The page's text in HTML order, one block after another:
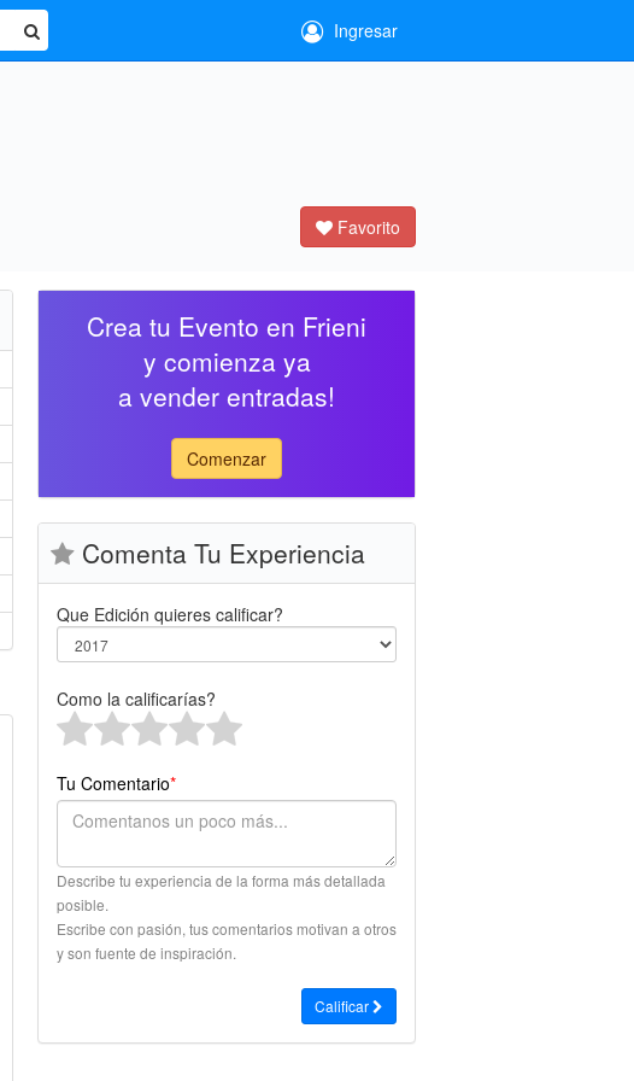
Ingresar
Favorito
Crea tu Evento en Frieni
y comienza ya
a vender entradas!
Comenzar
Comenta Tu Experiencia
Que Edición quieres calificar?
Como la calificarías?
Tu Comentario*
Describe tu experiencia de la forma más detallada
posible.
Escribe con pasión, tus comentarios motivan a otros
y son fuente de inspiración.
Calificar